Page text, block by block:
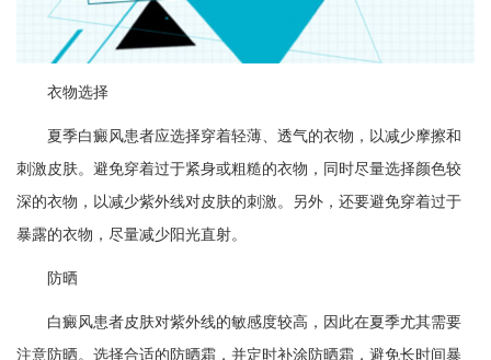
衣物选择
夏季白癜风患者应选择穿着轻薄、透气的衣物，以减少摩擦和
刺激皮肤。避免穿着过于紧身或粗糙的衣物，同时尽量选择颜色较
深的衣物，以减少紫外线对皮肤的刺激。另外，还要避免穿着过于
暴露的衣物，尽量减少阳光直射。
防晒
白癜风患者皮肤对紫外线的敏感度较高，因此在夏季尤其需要
注意防晒。选择合适的防晒霜，并定时补涂防晒霜，避免长时间暴